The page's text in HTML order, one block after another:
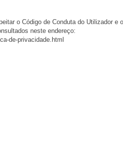
o Código de Conduta do Utilizador e
neste endereço:
de-privacidade.html